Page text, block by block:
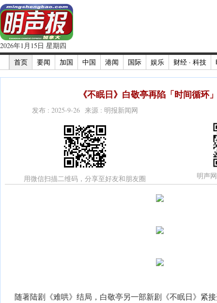
2026年1月15日 星期四
首页
要闻 加国 中国 港闻 国际 娱乐 财经 · 科技
《不眠日》白敬亭再陷「时间循环
发布 : 2025-9-26 来源 : 明报新闻网
用微信扫描二维码，分享至好友和朋友圈 明声
随著陆剧《难哄》结局，白敬亭另一部新剧《不眠日》紧